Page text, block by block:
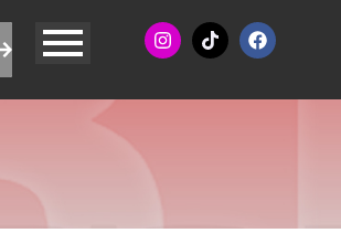
Geeness - Komm mit mir